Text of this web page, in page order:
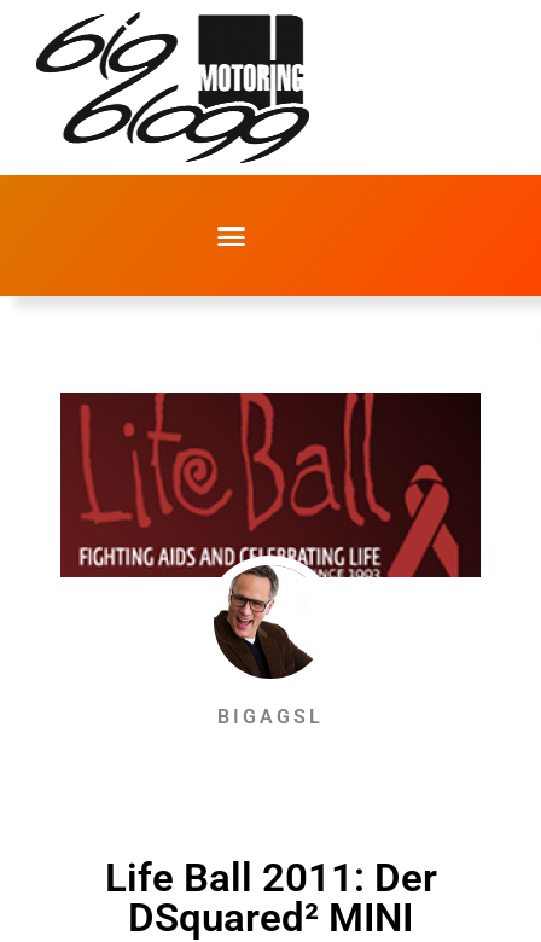
BIGAGSL
Life Ball 2011: Der
DSquared² MINI